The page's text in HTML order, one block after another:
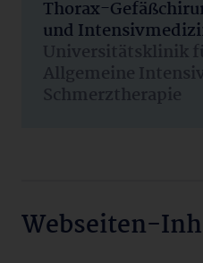
Thorax-
und
Universitätsklinik
Allgemeine
Schmerztherapie
Webseiten-